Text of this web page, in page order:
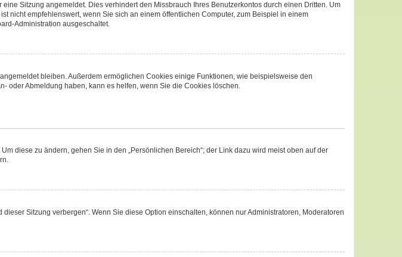
Sitzung angemeldet. Dies verhindert den Missbrauch Ihres Benutzerkontos durch einen Dritten. Um
nicht empfehlenswert, wenn Sie sich an einem öffentlichen Computer, zum Beispiel in einem
Administration ausgeschaltet.
bleiben. Außerdem ermöglichen Cookies einige Funktionen, wie beispielsweise den
oder Abmeldung haben, kann es helfen, wenn Sie die Cookies löschen.
diese zu ändern, gehen Sie in den „Persönlichen Bereich“; der Link dazu wird meist oben auf der
Sitzung verbergen“. Wenn Sie diese Option einschalten, können nur Administratoren, Moderatoren